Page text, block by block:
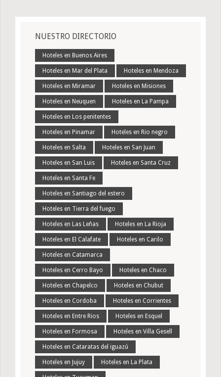
NUESTRO DIRECTORIO
Hoteles en Buenos Aires
Hoteles en Mar del Plata Hoteles en Mendoza
Hoteles en Miramar Hoteles en Misiones
Hoteles en Neuquen Hoteles en La Pampa
Hoteles en Los penitentes
Hoteles en Pinamar Hoteles en Rio negro
Hoteles en Salta Hoteles en San Juan
Hoteles en San Luis Hoteles en Santa Cruz
Hoteles en Santa Fe
Hoteles en Santiago del estero
Hoteles en Tierra del fuego
Hoteles en Las Leñas Hoteles en La Rioja
Hoteles en El Calafate Hoteles en Carilo
Hoteles en Catamarca
Hoteles en Cerro Bayo Hoteles en Chaco
Hoteles en Chapelco Hoteles en Chubut
Hoteles en Cordoba Hoteles en Corrientes
Hoteles en Entre Rios Hoteles en Esquel
Hoteles en Formosa Hoteles en Villa Gesell
Hoteles en Cataratas del iguazú
Hoteles en Jujuy Hoteles en La Plata